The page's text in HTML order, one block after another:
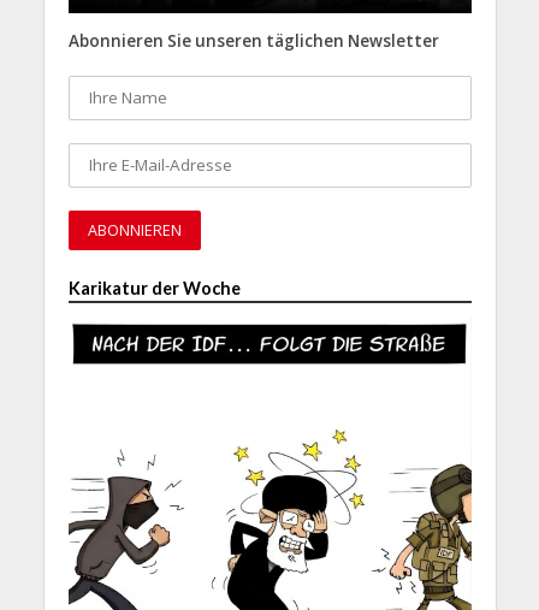
Abonnieren Sie unseren täglichen Newsletter
Karikatur der Woche